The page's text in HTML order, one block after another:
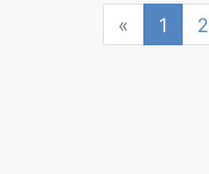
« Previous
1 2